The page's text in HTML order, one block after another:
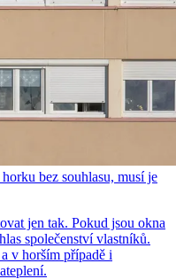
bez souhlasu, musí je
jen tak. Pokud jsou okna
společenství vlastníků.
v horším případě i